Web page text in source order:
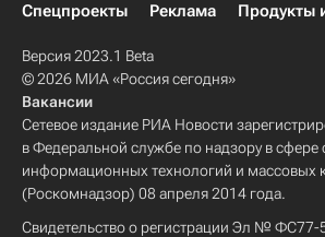
Спецпроекты
Реклама Продукты
Версия 2023.1 Beta
© 2026 МИА «Россия сегодня»
Вакансии
Сетевое издание РИА Новости
в Федеральной службе по надзору в сфере
информационных технологий и массовых
(Роскомнадзор) 08 апреля 2014 года.
Свидетельство о регистрации Эл № ФС77-